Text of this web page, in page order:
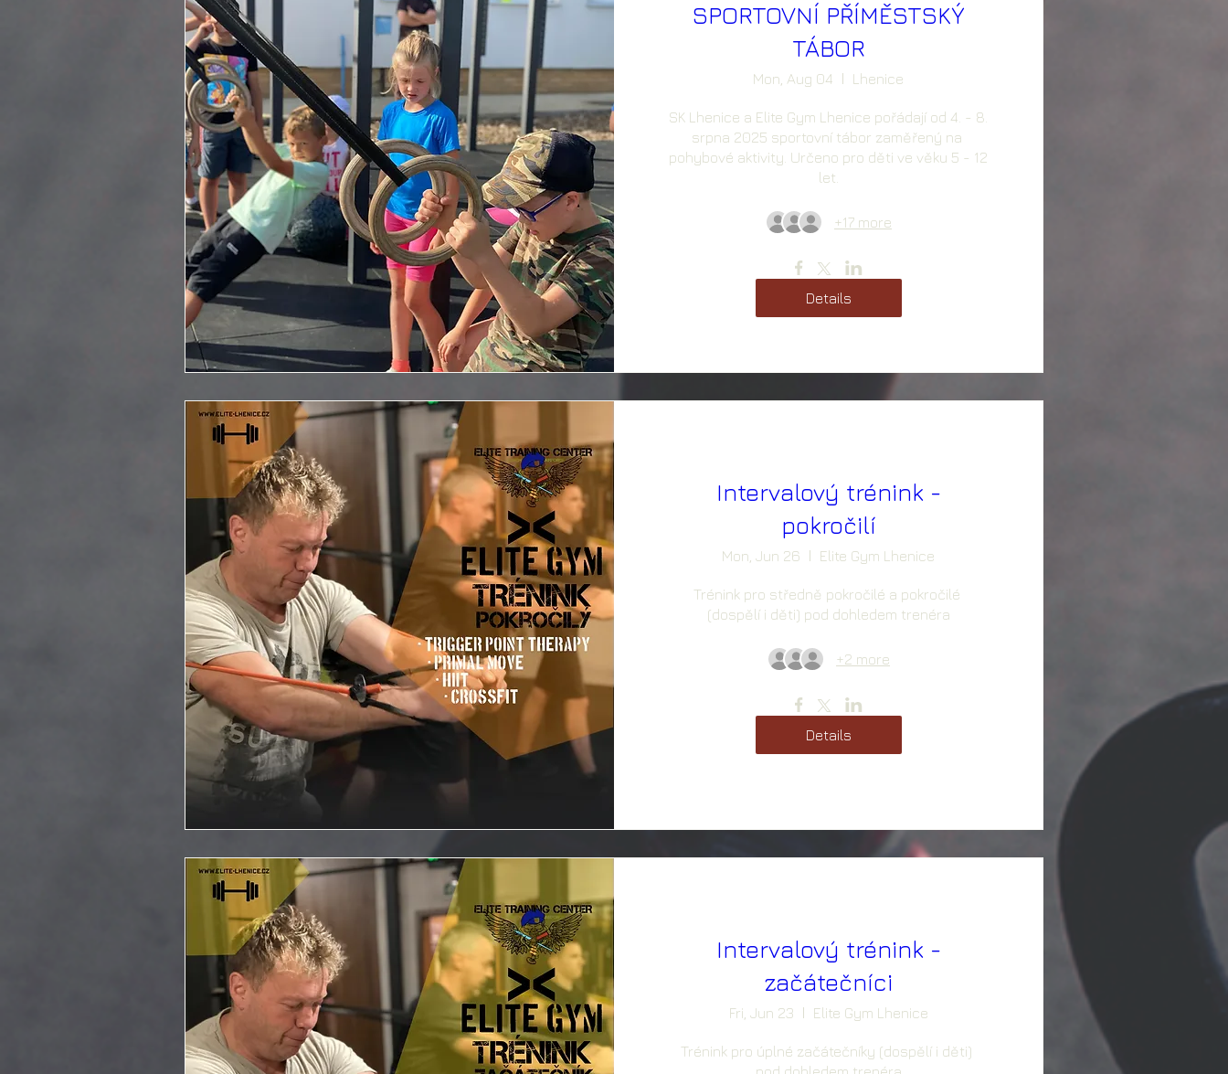
SPORTOVNÍ PŘÍMĚSTSKÝ
TÁBOR
Mon, Aug 04 Lhenice
SK Lhenice a Elite Gym Lhenice pořádají od 4. - 8.
srpna 2025 sportovní tábor zaměřený na
pohybové aktivity. Určeno pro děti ve věku 5 - 12
let.
+17 more
Details
Intervalový trénink -
pokročilí
Mon, Jun 26 Elite Gym Lhenice
Trénink pro středně pokročilé a pokročilé
(dospělí i děti) pod dohledem trenéra
+2 more
Details
Intervalový trénink -
začátečníci
Fri, Jun 23 Elite Gym Lhenice
Trénink pro úplné začátečníky (dospělí i děti)